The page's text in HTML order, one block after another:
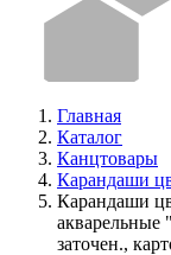
Главная
Каталог
Канцтовары
Карандаши
Карандаши
акварельные
заточен.,